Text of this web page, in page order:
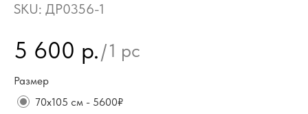
SKU: ДР0356-1
5 600 р./1 pc
Размер
70х105 см - 5600₽